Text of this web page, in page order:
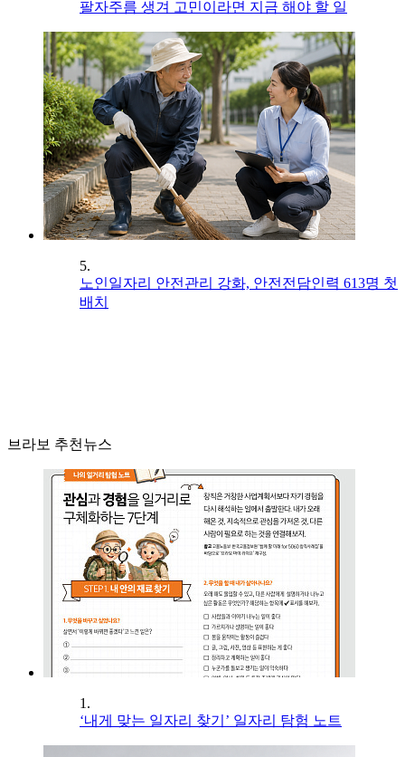
팔자주름 생겨 고민이라면 지금 해야 할 일
5.
노인일자리 안전관리 강화, 안전전담인력 613명 첫
배치
브라보 추천뉴스
1.
‘내게 맞는 일자리 찾기’ 일자리 탐험 노트